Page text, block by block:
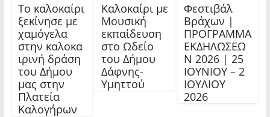
Το καλοκαίρι
ξεκίνησε με
χαμόγελα
στην καλοκα
ιρινή δράση
του Δήμου
μας στην
Πλατεία
Καλογήρων
Καλοκαίρι με
Μουσική
εκπαίδευση
στο Ωδείο
του Δήμου
Δάφνης-
Υμηττού
Φεστιβάλ
Βράχων |
ΠΡΟΓΡΑΜΜΑ
ΕΚΔΗΛΩΣΕΩ
Ν 2026 | 25
ΙΟΥΝΙΟΥ – 2
ΙΟΥΛΙΟΥ
2026